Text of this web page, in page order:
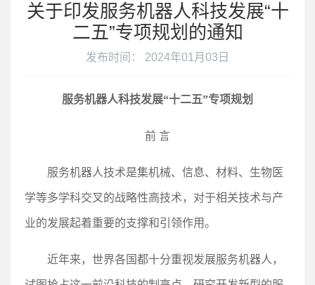
关于印发服务机器人科技发展“十
二五”专项规划的通知
发布时间： 2024年01月03日
服务机器人科技发展“十二五”专项规划
前 言
服务机器人技术是集机械、信息、材料、生物医
学等多学科交叉的战略性高技术，对于相关技术与产
业的发展起着重要的支撑和引领作用。
近年来，世界各国都十分重视发展服务机器人，